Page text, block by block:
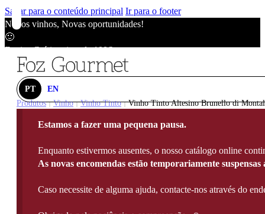
Saltar para o conteúdo principal Ir para o footer
Novos vinhos, Novas oportunidades!
🙂
Envios Grátis acima de 100€
Novos vinhos, Novas oportunidades!
Envios Grátis acima de 100€
Novos vinhos, Novas oportunidades!
Envios Grátis acima de 100€
PT
EN
Produtos | Vinho | Vinho Tinto | Vinho Tinto Altesino Brunello di
Estamos a fazer uma pequena pausa.
Enquanto estivermos ausentes, o nosso catálogo online
As novas encomendas estão temporariamente suspensas
Caso necessite de alguma ajuda, contacte-nos através do